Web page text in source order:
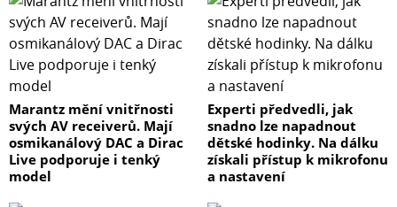
Marantz mění vnitřnosti
svých AV receiverů. Mají
osmikanálový DAC a Dirac
Live podporuje i tenký
model
Experti předvedli, jak
snadno lze napadnout
dětské hodinky. Na dálku
získali přístup k mikrofonu
a nastavení